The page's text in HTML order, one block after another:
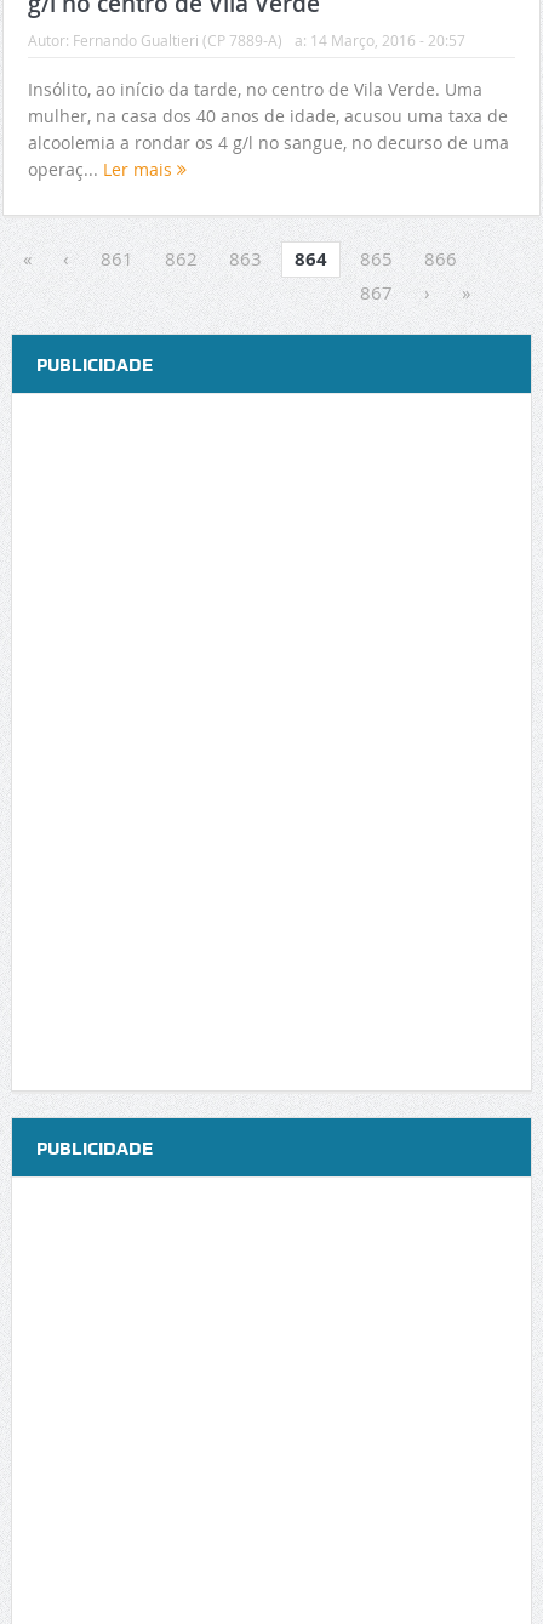
Autor: Fernando Gualtieri (CP 7889-A) a: 14 Março, 2016 - 20:57
Insólito, ao início da tarde, no centro de Vila Verde. Uma
mulher, na casa dos 40 anos de idade, acusou uma taxa de
alcoolemia a rondar os 4 g/l no sangue, no decurso de uma
operaç... Ler mais
« ‹ 861 862 863 864 865
866
867
› »
PUBLICIDADE
PUBLICIDADE